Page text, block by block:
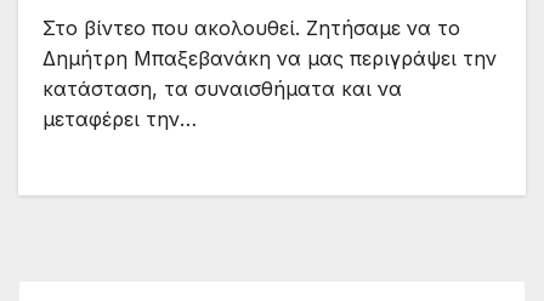
Στο βίντεο που ακολουθεί. Ζητήσαμε να το
Δημήτρη Μπαξεβανάκη να μας περιγράψει την
κατάσταση, τα συναισθήματα και να
μεταφέρει την…